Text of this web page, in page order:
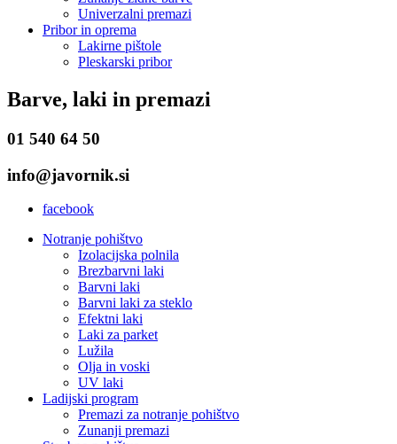
Univerzalni premazi
Pribor in oprema
Lakirne pištole
Pleskarski pribor
Barve, laki in premazi
01 540 64 50
info@javornik.si
facebook
navigation
Notranje pohištvo
Izolacijska polnila
Brezbarvni laki
Barvni laki
Barvni laki za steklo
Efektni laki
Laki za parket
Lužila
Olja in voski
UV laki
Ladijski program
Premazi za notranje pohištvo
Zunanji premazi